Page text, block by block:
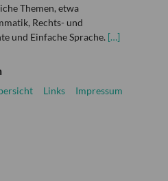
Themen, etwa
Rechts- und
und Einfache Sprache. […]
Links
Impressum